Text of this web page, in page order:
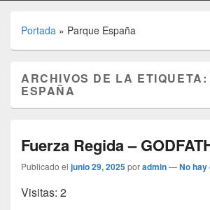
Portada » Parque España
ARCHIVOS DE LA ETIQUETA:
ESPAÑA
Fuerza Regida –
Publicado el junio 29, 2025poradmin—No
Visitas: 2